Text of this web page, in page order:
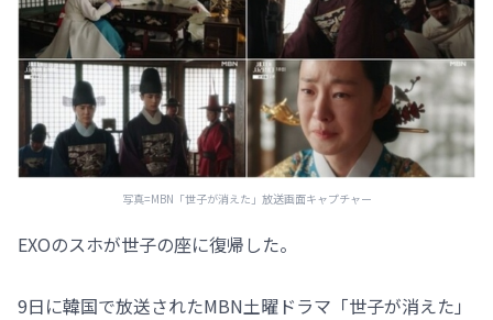
写真=MBN「世子が消えた」放送画面キャプチャー
EXOのスホが世子の座に復帰した。
9日に韓国で放送されたMBN土曜ドラマ「世子が消えた」